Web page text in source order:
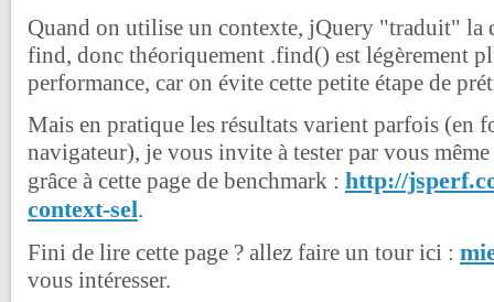
Quand on utilise un contexte, jQuery "traduit" la
find, donc théoriquement .find() est légèrement
performance, car on évite cette petite étape de
Mais en pratique les résultats varient parfois (en
navigateur), je vous invite à tester par vous
grâce à cette page de benchmark : http://
context-sel.
Fini de lire cette page ? allez faire un tour ici :
vous intéresser.